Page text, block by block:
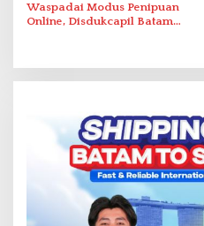
Waspadai Modus Penipuan
Online, Disdukcapil Batam